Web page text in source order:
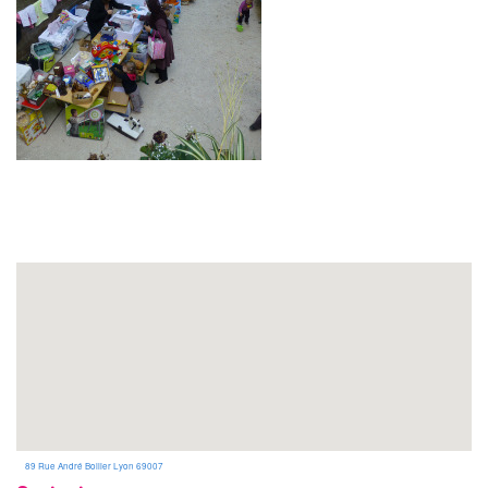
89 Rue André Bollier Lyon 69007